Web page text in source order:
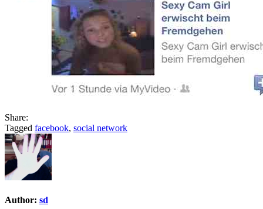
rein
Share:
Tagged facebook, social network
Author: sd